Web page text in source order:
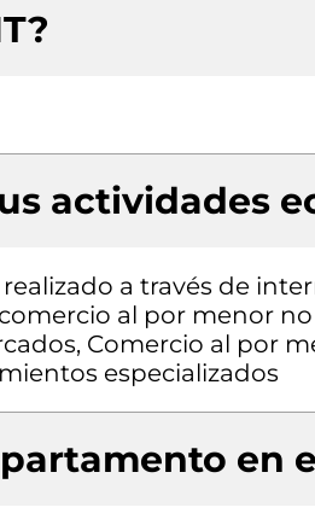
actividades
a través de
al por menor
Comercio al por
especializados
en